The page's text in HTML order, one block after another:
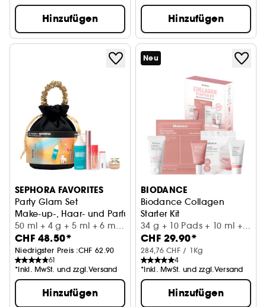
Hinzufügen Hinzufügen
SEPHORA FAVORITES
Party Glam Set
Make-up-, Haar- und Parfum-Set
50 ml + 4 g + 5 ml + 6 ml
+ 8 ml
CHF 48.50*
Niedrigster Preis :CHF 62.90
61
*Inkl. MwSt. und zzgl.Versand
Hinzufügen
Neu
BIODANCE
Biodance Collagen
Starter Kit
Set zur Feuchtigkeitspflege
34 g + 10 Pads + 10 ml +
10 ml + 20 ml
CHF 29.90*
284,76 CHF / 1Kg
4
*Inkl. MwSt. und zzgl.Versand
Hinzufügen